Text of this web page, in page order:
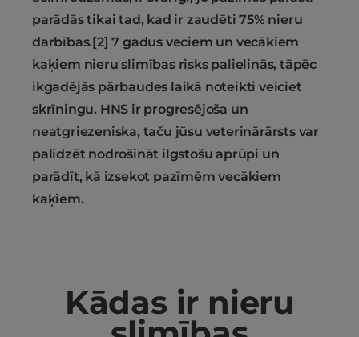
parādās tikai tad, kad ir zaudēti 75% nieru
darbības.[2] 7 gadus veciem un vecākiem
kaķiem nieru slimības risks palielinās, tāpēc
ikgadējās pārbaudes laikā noteikti veiciet
skrīningu. HNS ir progresējoša un
neatgriezeniska, taču jūsu veterinārārsts var
palīdzēt nodrošināt ilgstošu aprūpi un
parādīt, kā izsekot pazīmēm vecākiem
kaķiem.
Kādas ir nieru